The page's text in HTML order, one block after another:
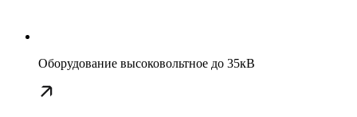
Оборудование высоковольтное до 35кВ